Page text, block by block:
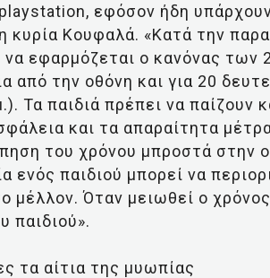
εφόσον ήδη
κυρία Κουφαλά. «Κατά την
εφαρμόζεται ο κανόνας των
από την οθόνη και για 20
Τα παιδιά πρέπει να παίζουν
και τα απαραίτητα
του χρόνου μπροστά στην
παιδιού μπορεί να
μέλλον. Όταν μειωθεί ο
παιδιού».
τα αίτια της μυωπίας